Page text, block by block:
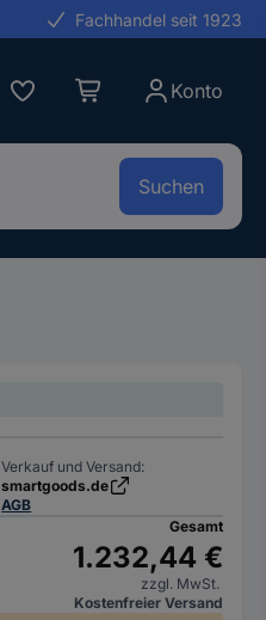
Fachhandel seit 1923
Konto
Suchen
Verkauf und Versand:
smartgoods.de
AGB
Gesamt
1.232,44 €
zzgl. MwSt.
Kostenfreier Versand